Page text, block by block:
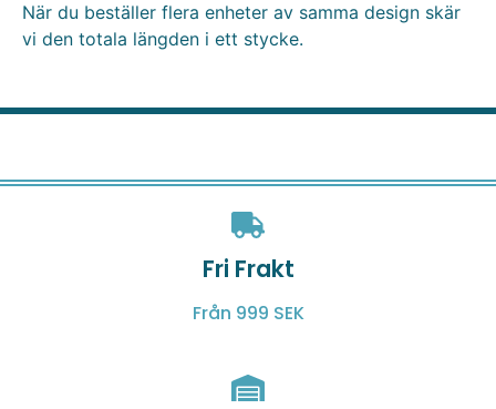
När du beställer flera enheter av samma design skär
vi den totala längden i ett stycke.
Fri Frakt
Från 999 SEK